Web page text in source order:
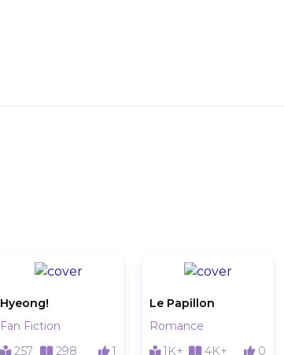
Hyeong!
Fan Fiction
257
298 1
Le Papillon
Romance
1K+
4K+ 0